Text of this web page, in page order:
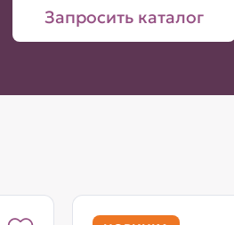
Запросить каталог